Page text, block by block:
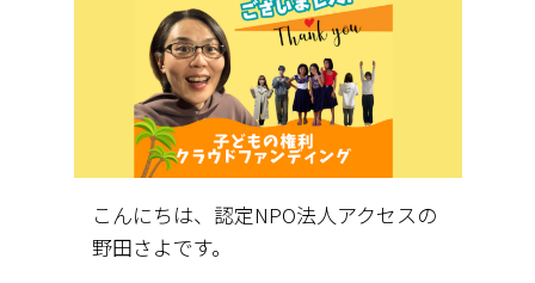
こんにちは、認定NPO法人アクセスの
野田さよです。